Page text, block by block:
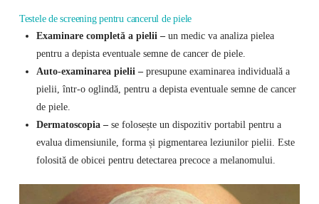
Testele de screening pentru cancerul de piele
Examinare completă a pielii –un medic va analiza pielea
pentru a depista eventuale semne de cancer de piele.
Auto-examinarea pielii – presupune examinarea individuală a
pielii, într-o oglindă, pentru a depista eventuale semne de cancer
de piele.
Dermatoscopia –se folosește un dispozitiv portabil pentru a
evalua dimensiunile, forma și pigmentarea leziunilor pielii. Este
folosită de obicei pentru detectarea precoce a melanomului.